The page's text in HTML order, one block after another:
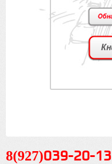
8(927)039-20-13